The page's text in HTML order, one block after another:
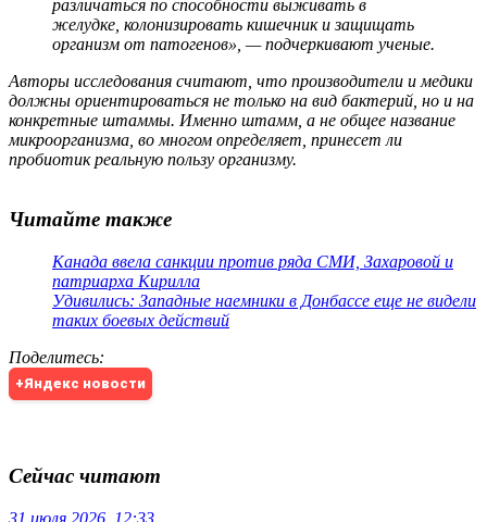
различаться по способности выживать в
желудке, колонизировать кишечник и защищать
организм от патогенов», — подчеркивают ученые.
Авторы исследования считают, что производители и медики
должны ориентироваться не только на вид бактерий, но и на
конкретные штаммы. Именно штамм, а не общее название
микроорганизма, во многом определяет, принесет ли
пробиотик реальную пользу организму.
Читайте также
Канада ввела санкции против ряда СМИ, Захаровой и
патриарха Кирилла
Удивились: Западные наемники в Донбассе еще не видели
таких боевых действий
Поделитесь:
+Яндекс новости
Сейчас читают
31 июля 2026, 12:33